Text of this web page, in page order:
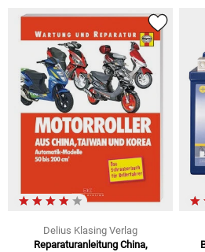
Delius Klasing Verlag
Reparaturanleitung China,